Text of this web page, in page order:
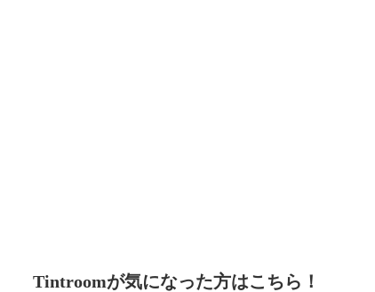
Tintroomが気になった方はこちら！